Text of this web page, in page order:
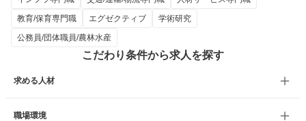
教育/保育専門職
エグゼクティブ
学術研究
公務員/団体職員/農林水産
こだわり条件から求人を探す
求める人材
職場環境